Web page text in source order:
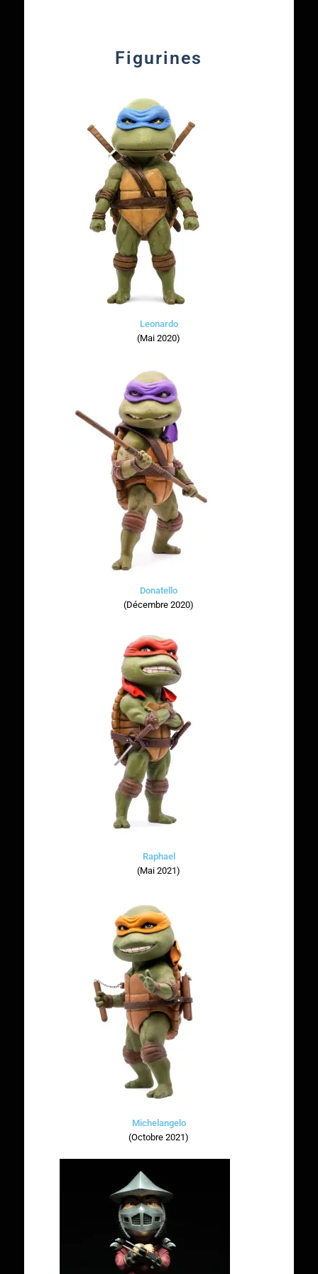
Figurines
Leonardo
(Mai 2020)
Donatello
(Décembre 2020)
Raphael
(Mai 2021)
Michelangelo
(Octobre 2021)